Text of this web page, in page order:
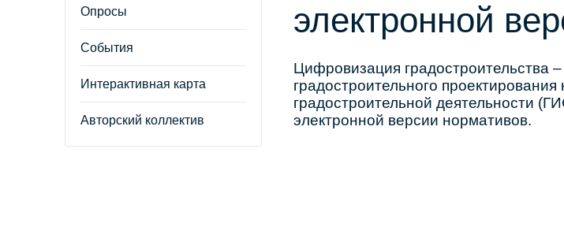
Опросы
События
Интерактивная карта
Авторский коллектив
электронной
Цифровизация градостроительства
градостроительного
градостроительной деятельности
электронной версии нормативов.